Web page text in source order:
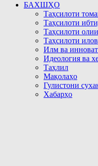
БАХШҲО
Таҳсилоти
Таҳсилоти
Таҳсилоти
Таҳсилоти
Илм ва
Идеология ва
Таҳлил
Мақолаҳо
Гулистони
Хабарҳо